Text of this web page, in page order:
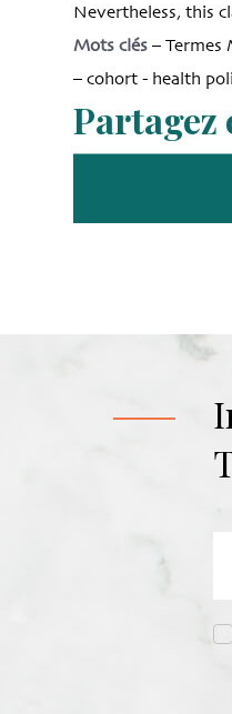
Nevertheless, this
Mots clés– Termes
– cohort - health
Partagez